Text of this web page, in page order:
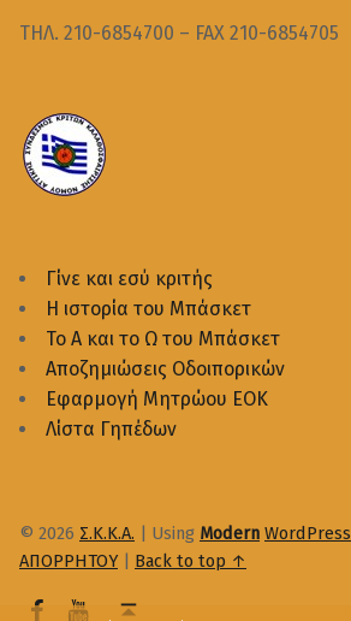
ΤΗΛ. 210-6854700 – FAX 210-6854705
Γίνε και εσύ κριτής
Η ιστορία του Μπάσκετ
Το Α και το Ω του Μπάσκετ
Αποζημιώσεις Οδοιπορικών
Εφαρμογή Μητρώου ΕΟΚ
Λίστα Γηπέδων
© 2026 Σ.Κ.Κ.Α. | Using Modern WordPress
ΑΠΟΡΡΗΤΟΥ | Back to top ↑